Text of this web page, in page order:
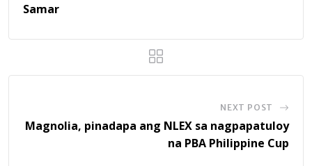
Samar
NEXT POST
Magnolia, pinadapa ang NLEX sa nagpapatuloy
na PBA Philippine Cup